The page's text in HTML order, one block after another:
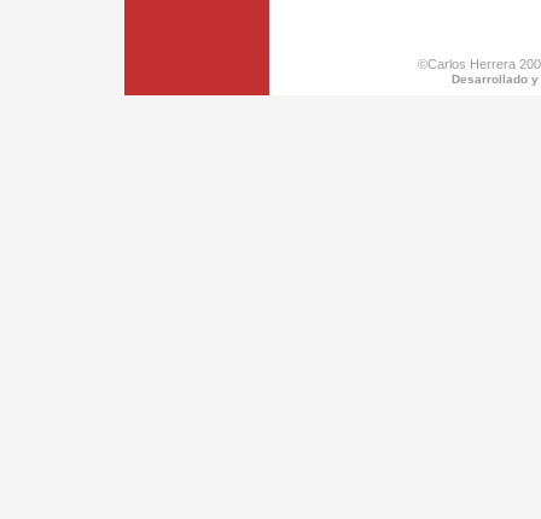
©Carlos Herrera
Desarrollado